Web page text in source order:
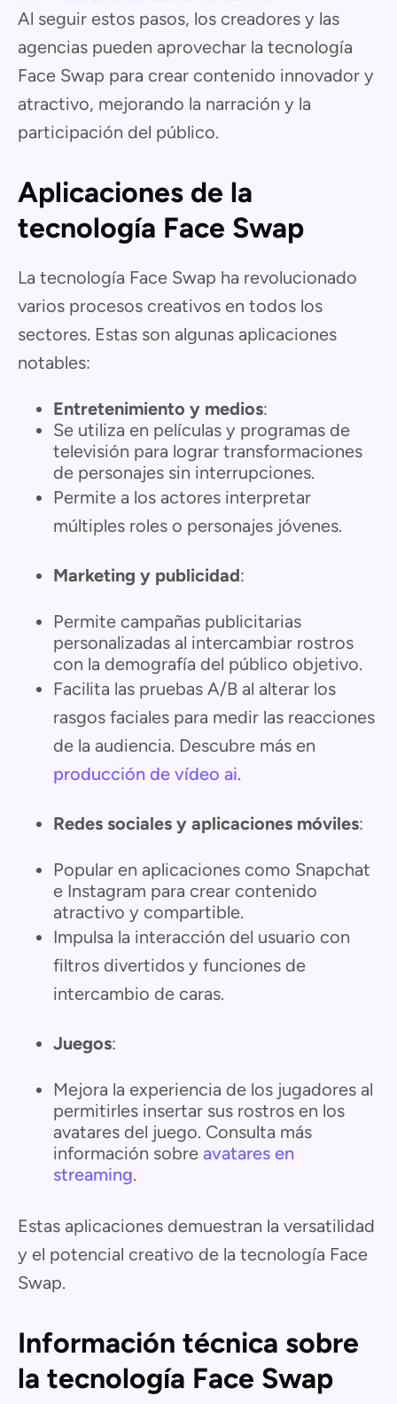
Al seguir estos pasos, los creadores y las
agencias pueden aprovechar la tecnología
Face Swap para crear contenido innovador y
atractivo, mejorando la narración y la
participación del público.
Aplicaciones de la
tecnología Face Swap
La tecnología Face Swap ha revolucionado
varios procesos creativos en todos los
sectores. Estas son algunas aplicaciones
notables:
Entretenimiento y medios:
Se utiliza en películas y programas de
televisión para lograr transformaciones
de personajes sin interrupciones.
Permite a los actores interpretar
múltiples roles o personajes jóvenes.
Marketing y publicidad:
Permite campañas publicitarias
personalizadas al intercambiar rostros
con la demografía del público objetivo.
Facilita las pruebas A/B al alterar los
rasgos faciales para medir las reacciones
de la audiencia. Descubre más en
producción de vídeo ai.
Redes sociales y aplicaciones móviles:
Popular en aplicaciones como Snapchat
e Instagram para crear contenido
atractivo y compartible.
Impulsa la interacción del usuario con
filtros divertidos y funciones de
intercambio de caras.
Juegos:
Mejora la experiencia de los jugadores al
permitirles insertar sus rostros en los
avatares del juego. Consulta más
información sobre avatares en
streaming.
Estas aplicaciones demuestran la versatilidad
y el potencial creativo de la tecnología Face
Swap.
Información técnica sobre
la tecnología Face Swap